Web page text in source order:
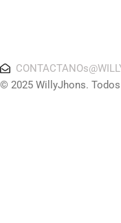
© 2025 WillyJhons.